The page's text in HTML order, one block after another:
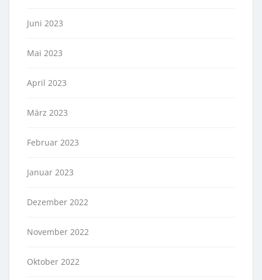
Juni 2023
Mai 2023
April 2023
März 2023
Februar 2023
Januar 2023
Dezember 2022
November 2022
Oktober 2022